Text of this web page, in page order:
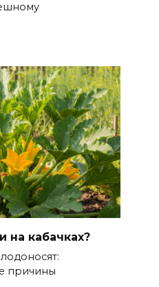
на кабачках?
причины